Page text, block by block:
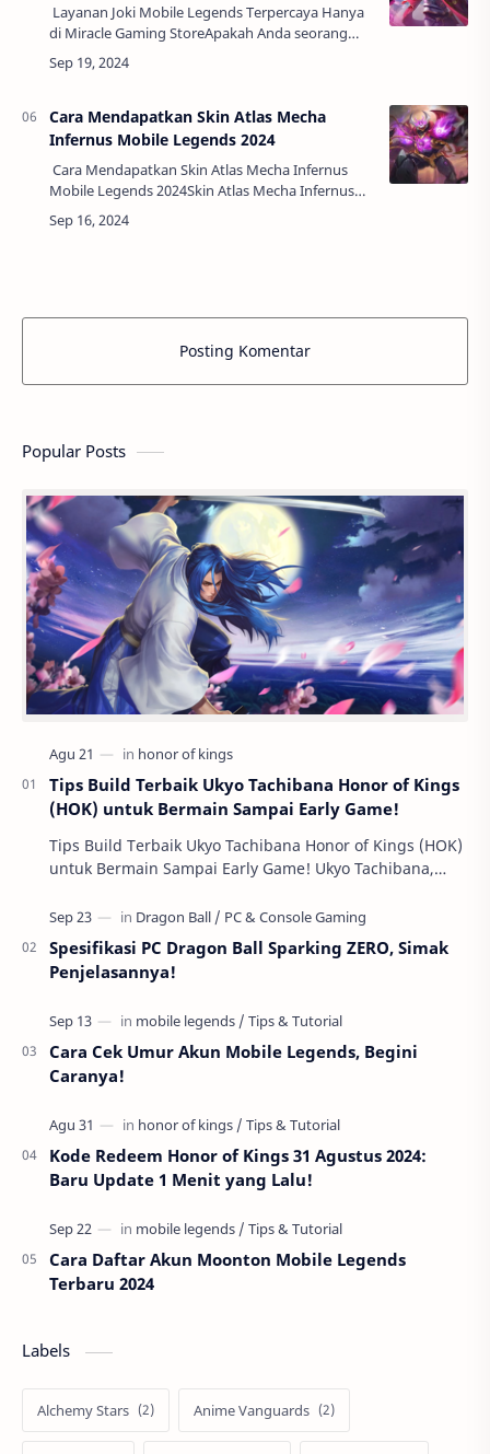
Layanan Joki Mobile Legends Terpercaya Hanya
di Miracle Gaming StoreApakah Anda seorang
penggemar Mobile Legends yang sedang
mencari cara untuk meningkatkan peringkat
Cara Mendapatkan Skin Atlas Mecha
Infernus Mobile Legends 2024
Cara Mendapatkan Skin Atlas Mecha Infernus
Mobile Legends 2024Skin Atlas Mecha Infernus
menjadi salah satu skin paling dinantikan oleh
pemain Mobile Legends pada tahun 2024. …
Posting Komentar
Popular Posts
Tips Build Terbaik Ukyo Tachibana Honor of Kings
(HOK) untuk Bermain Sampai Early Game!
Tips Build Terbaik Ukyo Tachibana Honor of Kings (HOK)
untuk Bermain Sampai Early Game! Ukyo Tachibana,
Spesifikasi PC Dragon Ball Sparking ZERO, Simak
Penjelasannya!
Cara Cek Umur Akun Mobile Legends, Begini
Caranya!
Kode Redeem Honor of Kings 31 Agustus 2024:
Baru Update 1 Menit yang Lalu!
Cara Daftar Akun Moonton Mobile Legends
Terbaru 2024
Labels
Alchemy Stars Anime Vanguards